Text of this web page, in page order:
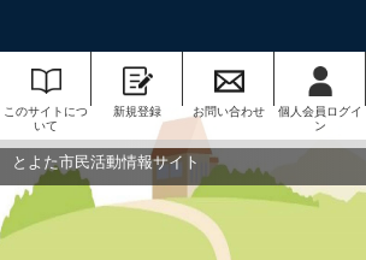
このサイトにつ
いて
新規登録 お問い合わせ
個人会員ログイ
ン
とよた市民活動情報サイト